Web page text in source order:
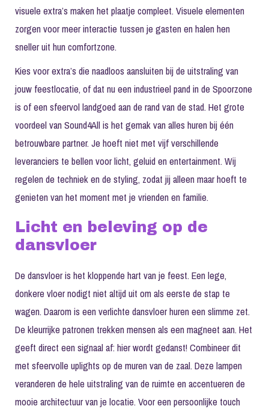
visuele extra’s maken het plaatje compleet. Visuele elementen
zorgen voor meer interactie tussen je gasten en halen hen
sneller uit hun comfortzone.
Kies voor extra’s die naadloos aansluiten bij de uitstraling van
jouw feestlocatie, of dat nu een industrieel pand in de Spoorzone
is of een sfeervol landgoed aan de rand van de stad. Het grote
voordeel van Sound4All is het gemak van alles huren bij één
betrouwbare partner. Je hoeft niet met vijf verschillende
leveranciers te bellen voor licht, geluid en entertainment. Wij
regelen de techniek en de styling, zodat jij alleen maar hoeft te
genieten van het moment met je vrienden en familie.
Licht en beleving op de
dansvloer
De dansvloer is het kloppende hart van je feest. Een lege,
donkere vloer nodigt niet altijd uit om als eerste de stap te
wagen. Daarom is eenverlichte dansvloer hureneen slimme zet.
De kleurrijke patronen trekken mensen als een magneet aan. Het
geeft direct een signaal af: hier wordt gedanst! Combineer dit
met sfeervolle uplights op de muren van de zaal. Deze lampen
veranderen de hele uitstraling van de ruimte en accentueren de
mooie architectuur van je locatie. Voor een persoonlijke touch